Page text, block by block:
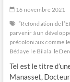
16 novembre 2021
“Refondation de
parvenir à un
précoloniaux comme
Bédaye le Bilala le
Tel est le titre
Manasset,